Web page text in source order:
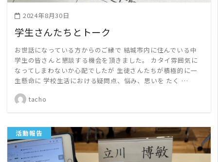
2024年8月30日
学生さんたちとトーク
お世話になっている方からのご縁で 結城市内に住んでいる中
学生の皆さんと懇談する機会を頂きました。 カタイ雰囲気に
なってしまわないか心配でしたが 生徒さんたちが積極的に一
生懸命に 学校生活における疑問点、悩み、思いを たく …
tacho
活動報告